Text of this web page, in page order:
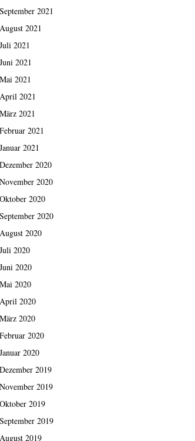
September 2021
August 2021
Juli 2021
Juni 2021
Mai 2021
April 2021
März 2021
Februar 2021
Januar 2021
Dezember 2020
November 2020
Oktober 2020
September 2020
August 2020
Juli 2020
Juni 2020
Mai 2020
April 2020
März 2020
Februar 2020
Januar 2020
Dezember 2019
November 2019
Oktober 2019
September 2019
August 2019